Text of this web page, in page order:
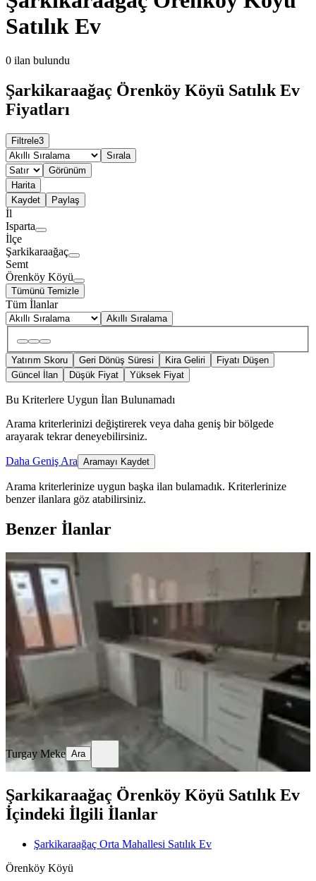
Satılık Ev
0 ilan bulundu
Şarkikaraağaç Örenköy Köyü Satılık Ev
Fiyatları
Filtrele3
Sırala
Görünüm
Harita
Kaydet
Paylaş
İl
Isparta
İlçe
Şarkikaraağaç
Semt
Örenköy Köyü
Tümünü Temizle
Tüm İlanlar
Akıllı Sıralama
Yatırım Skoru Geri Dönüş Süresi Kira Geliri
Fiyatı Düşen
Güncel İlan
Düşük Fiyat Yüksek Fiyat
Bu Kriterlere Uygun İlan Bulunamadı
Arama kriterlerinizi değiştirerek veya daha geniş bir bölgede
arayarak tekrar deneyebilirsiniz.
Daha Geniş Ara Aramayı Kaydet
Arama kriterlerinize uygun başka ilan bulamadık. Kriterlerinize
benzer ilanlara göz atabilirsiniz.
Benzer İlanlar
KOMBİLİ
Şarkikaraağaç İlçe Merkezinde Hiç
Oturulmamış Sıfır Daire
Şarkikaraağaç, Orta Mahallesi
2+1·101 m²·2. Kat·27.05.2026
Geri Dönüş: 12 yıl
Turgay Meke
Turgay Meke Ara
Şarkikaraağaç Örenköy Köyü Satılık Ev
İçindeki İlgili İlanlar
Şarkikaraağaç Orta Mahallesi Satılık Ev
Örenköy Köyü